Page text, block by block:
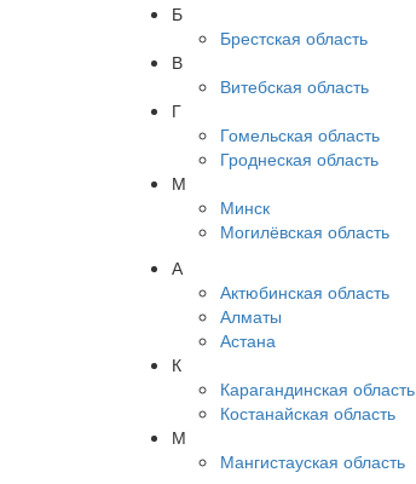
Б
Брестская область
В
Витебская область
Г
Гомельская область
Гроднеская область
М
Минск
Могилёвская область
А
Актюбинская область
Алматы
Астана
К
Карагандинская область
Костанайская область
М
Мангистауская область